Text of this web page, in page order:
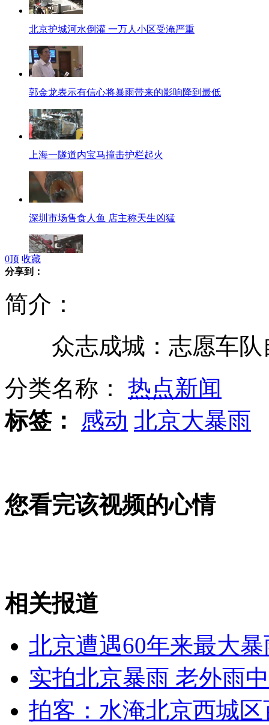
北京护城河水倒灌 一万人小区受淹严重
郭金龙表示有信心将暴雨带来的影响降到最低
上海一隧道内宝马撞击护栏起火
深圳市场售食人鱼 店主称天生凶猛
黄牛向卫生厅长下战书：谁治得了我
台货柜司机为阻车滑行徒手挡车惨死
山西运城恶犬咬伤多人 警民合力深夜将其击毙
女孩北京地铁殴打老人 痛下狠手拳打脚踢
0顶 收藏
分享到：
简介：
众志成城：志愿车队
分类名称： 热点新闻
标签：
感动 北京大暴雨
您看完该视频的心情
相关报道
北京遭遇60年来最大
实拍北京暴雨 老外雨
拍客：水淹北京西城